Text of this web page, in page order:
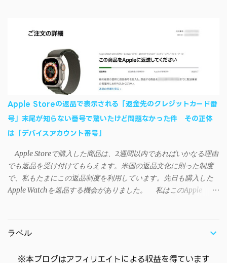
iSyncrを活用することで、Androidデバイスでもレート機能や再生
ートフォンに移行したい場合に役立つはずだ。
す・・・。カッコイイ！！ 開発ページ（英語） gpbeta.com - The
SAO Utilities Project – development log インストール（導入）手順
1. 開発ページ のDownloadsの項目から自分のOSにあったファイル
をダウンロードする。 Windows（Windows2000, XP, Vista, Win7,
Win8）に対応です。 （ ◆自分のパソコンが 32 ビット版か 64 ビッ
ト版かを確認したい ） 2.ダウンロードしたファイルを解凍後、
（自分はProgram Filesの中に移動させちゃいました）フォルダの
中にある SAO Utils.exe を実行。 3.アップデートがある場合は起動
時に知らせてくれるので、パッチをダウンロードしましょう。 ダ
て切り取り、先ほどダウンロードした SAO Utilsフォルダ へ貼り付
け、新しいファイルへ置き換えることで適用できます。 起動方法
と各種設定 アップデートが完了したら改めて SAO Utils.exe を起動
すると、アニメで見覚えのあるスプラッシュウィンドウがSEとと
（ランチャーの中からも可能です）簡単ですが日本語訳。（現在
できていなかったら？ 自動...
Apple Storeの返品で表示される「返金先のクレジットカード番
号」末尾が知らない番号で驚いたけど問題なかった件 その正体
は「デバイスアカウント番号」
Apple Storeで購入した商品は、2週間以内であればいかなる理由
でも返品を受け付けてもらえます。米国の返品文化に則った制度
で、私もたまにこの返品制度を利用しています。先日も購入した
Apple Watchを返品する機会がありました。 私はこのApple
が、返品状況が分かる概要ページには見覚えのないクレカ番号
ラベル
※本ブログはアフィリエイトによる収益を得ています